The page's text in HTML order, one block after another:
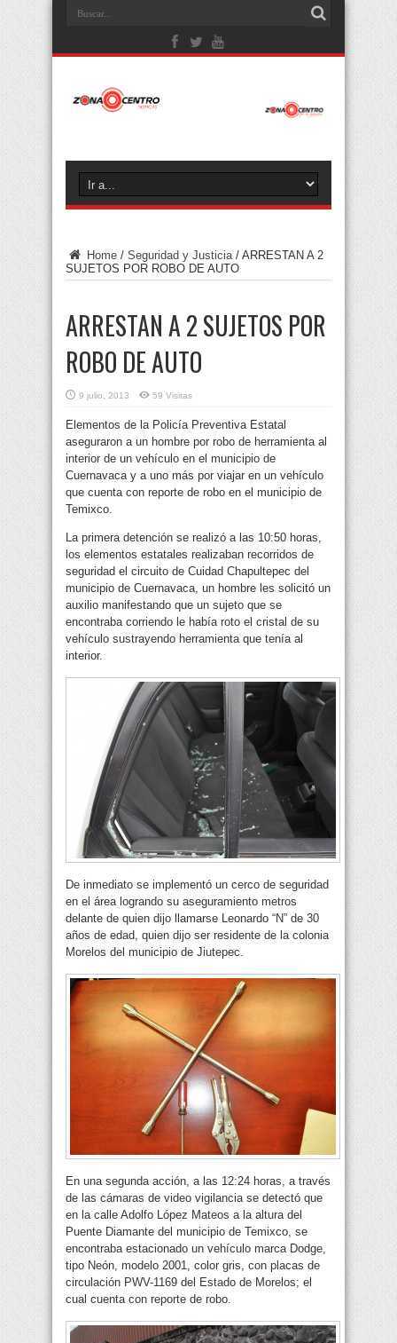
Home / Seguridad y Justicia / ARRESTAN A 2
SUJETOS POR ROBO DE AUTO
ARRESTAN A 2 SUJETOS POR
ROBO DE AUTO
9 julio, 2013 59 Visitas
Elementos de la Policía Preventiva Estatal
aseguraron a un hombre por robo de herramienta al
interior de un vehículo en el municipio de
Cuernavaca y a uno más por viajar en un vehículo
que cuenta con reporte de robo en el municipio de
Temixco.
La primera detención se realizó a las 10:50 horas,
los elementos estatales realizaban recorridos de
seguridad el circuito de Cuidad Chapultepec del
municipio de Cuernavaca, un hombre les solicitó un
auxilio manifestando que un sujeto que se
encontraba corriendo le había roto el cristal de su
vehículo sustrayendo herramienta que tenía al
interior.
De inmediato se implementó un cerco de seguridad
en el área logrando su aseguramiento metros
delante de quien dijo llamarse Leonardo “N” de 30
años de edad, quien dijo ser residente de la colonia
Morelos del municipio de Jiutepec.
En una segunda acción, a las 12:24 horas, a través
de las cámaras de video vigilancia se detectó que
en la calle Adolfo López Mateos a la altura del
Puente Diamante del municipio de Temixco, se
encontraba estacionado un vehículo marca Dodge,
tipo Neón, modelo 2001, color gris, con placas de
circulación PWV-1169 del Estado de Morelos; el
cual cuenta con reporte de robo.